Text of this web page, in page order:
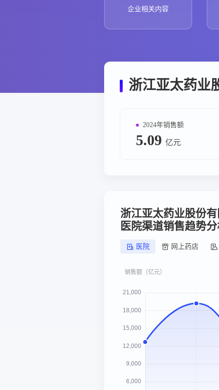
企业相关内容
浙江亚太药业
2024年销售额
5.09 亿元
浙江亚太药业股份
医院渠道销售趋势
医院 网上药店